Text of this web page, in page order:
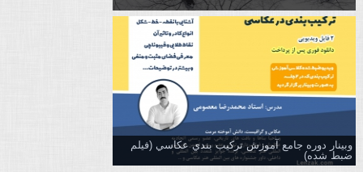
وبینار دوره جامع آموزش تركيب بندي عكاسي (فیلم
ضبط شده)